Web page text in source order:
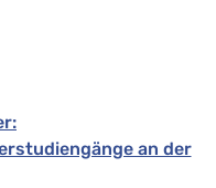
:
an der